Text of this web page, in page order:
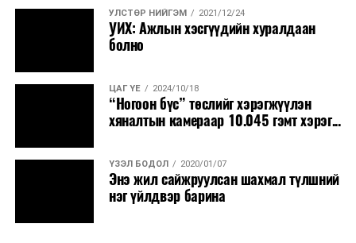
УЛСТӨР НИЙГЭМ 2021/12/24
УИХ: Ажлын хэсгүүдийн хуралдаан
болно
ЦАГ ҮЕ 2024/10/18
“Ногоон бүс” төслийг хэрэгжүүлэн
хяналтын камераар 10.045 гэмт хэрэг...
ҮЗЭЛ БОДОЛ 2020/01/07
Энэ жил сайжруулсан шахмал түлшний
нэг үйлдвэр барина